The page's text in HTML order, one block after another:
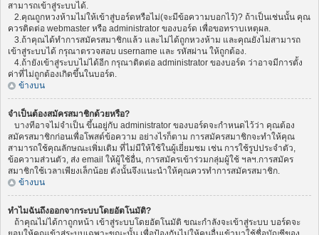
สามารถเข้าสู่ระบบได้.
2.คุณถูกหวงห้ามไม่ให้เข้าสู่บอร์ดหรือไม่(จะมีข้อความบอกไว้)? ถ้าเป็นเช่นนั้น คุณ
ควรติดต่อ webmaster หรือ administrator ของบอร์ด เพื่อขอทราบเหตุผล.
3.ถ้าคุณได้ทำการสมัครสมาชิกแล้ว และไม่ได้ถูกหวงห้าม และคุณยังไม่สามารถ
เข้าสู่ระบบได้ กรุณาตรวจสอบ username และ รหัสผ่าน ให้ถูกต้อง.
4.ถ้ายังเข้าสู่ระบบไม่ได้อีก กรุณาติดต่อ administrator ของบอร์ด ว่าอาจมีการตั้ง
ค่าที่ไม่ถูกต้องเกิดขึ้นในบอร์ด.
ข้างบน
จำเป็นต้องสมัครสมาชิกด้วยหรือ?
บางทีอาจไม่จำเป็น ขึ้นอยู่กับ administrator ของบอร์ดจะกำหนดไว้ว่า คุณต้อง
สมัครสมาชิกก่อนเพื่อโพสต์ข้อความ อย่างไรก็ตาม การสมัครสมาชิกจะทำให้คุณ
สามารถใช้คุณลักษณะเพิ่มเติม ที่ไม่มีให้ใช้ในผู้เยี่ยมชม เช่น การใช้รูปประจำตัว,
ข้อความส่วนตัว, ส่ง email ให้ผู้ใช้อื่น, การสมัครเข้าร่วมกลุ่มผู้ใช้ ฯลฯ.การสมัคร
สมาชิกใช้เวลาเพียงเล็กน้อย ดังนั้นจึงแนะนำให้คุณควรทำการสมัครสมาชิก.
ข้างบน
ทำไมฉันถึงออกจากระบบโดยอัตโนมัติ?
ถ้าคุณไม่ได้กาถูกหน้า เข้าสู่ระบบโดยอัตโนมัติ ขณะกำลังจะเข้าสู่ระบบ บอร์ดจะ